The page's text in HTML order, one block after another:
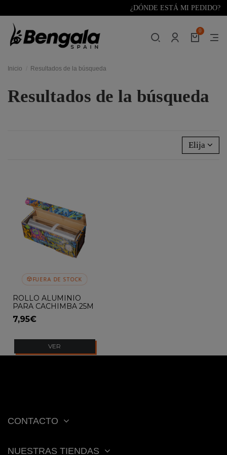
¿DÓNDE ESTÁ MI PEDIDO?
0
Inicio Resultados de la búsqueda
Resultados de la búsqueda
Elija
FUERA DE STOCK
ROLLO ALUMINIO
PARA CACHIMBA 25M
CHAMELEON
7,95€
VER
CONTACTO
NUESTRAS TIENDAS